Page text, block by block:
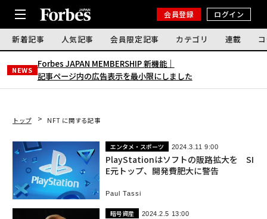
会員登録 ログイン
新着記事 人気記事 会員限定記事 カテゴリ 連載
NEWS
Forbes JAPAN MEMBERSHIP 新機能｜
記事ページ内の広告表示を最小限にしました
トップ NFT に関する記事
エンタメ・スポーツ 2024.3.11 9:00
PlayStationはソフトの販路拡大を SI
E元トップ、開発費肥大に警告
Paul Tassi
暗号資産 2024.2.5 13:00